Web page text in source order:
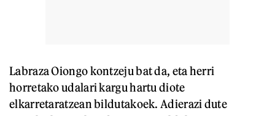
Labraza Oiongo kontzeju bat da, eta herri
horretako udalari kargu hartu diote
elkarretaratzean bildutakoek. Adierazi dute